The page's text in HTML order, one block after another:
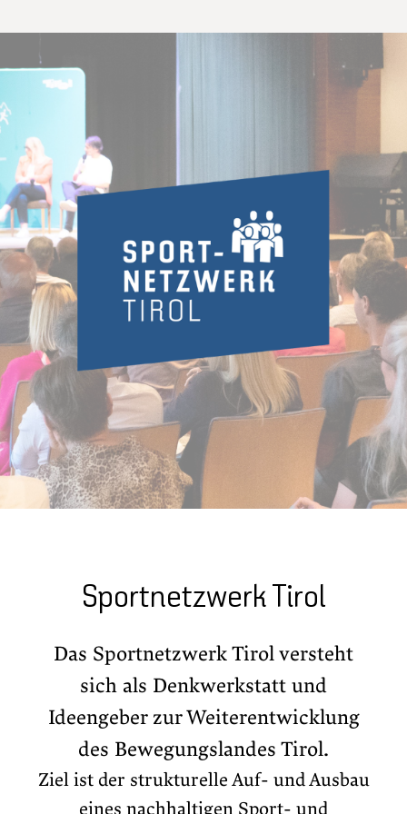
Sportnetzwerk Tirol
Das Sportnetzwerk Tirol versteht
sich als Denkwerkstatt und
Ideengeber zur Weiterentwicklung
des Bewegungslandes Tirol.
Ziel ist der strukturelle Auf- und Ausbau
eines nachhaltigen Sport- und